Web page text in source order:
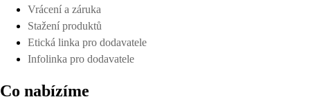
Vrácení a záruka
Stažení produktů
Etická linka pro dodavatele
Infolinka pro dodavatele
Co nabízíme